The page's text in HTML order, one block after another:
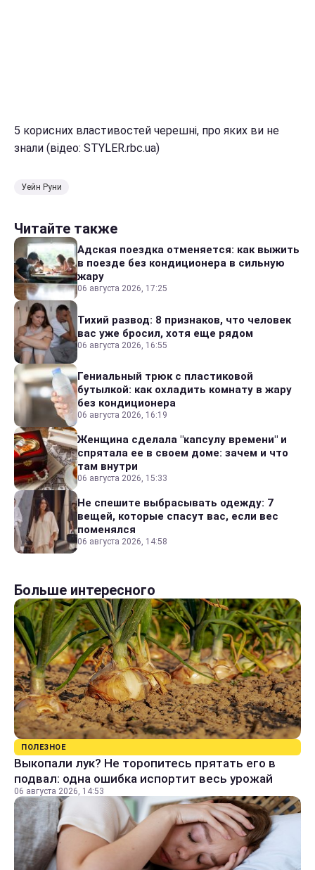
5 корисних властивостей черешні, про яких ви не
знали (відео: STYLER.rbc.ua)
Уейн Руни
Читайте также
Адская поездка отменяется: как выжить
в поезде без кондиционера в сильную
жару
06 августа 2026, 17:25
Тихий развод: 8 признаков, что человек
вас уже бросил, хотя еще рядом
06 августа 2026, 16:55
Гениальный трюк с пластиковой
бутылкой: как охладить комнату в жару
без кондиционера
06 августа 2026, 16:19
Женщина сделала "капсулу времени" и
спрятала ее в своем доме: зачем и что
там внутри
06 августа 2026, 15:33
Не спешите выбрасывать одежду: 7
вещей, которые спасут вас, если вес
поменялся
06 августа 2026, 14:58
Больше интересного
ПОЛЕЗНОЕ
Выкопали лук? Не торопитесь прятать его в
подвал: одна ошибка испортит весь урожай
06 августа 2026, 14:53